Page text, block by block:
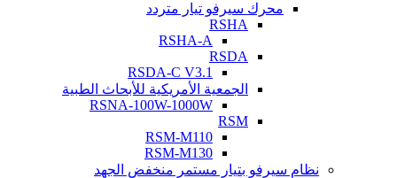
محرك سيرفو تيار متردد
RSHA
RSHA-A
RSDA
RSDA-C V3.1
الجمعية الأمريكية للأبحاث الطبية
RSNA-100W-1000W
RSM
RSM-M110
RSM-M130
نظام سيرفو بتيار مستمر منخفض الجهد